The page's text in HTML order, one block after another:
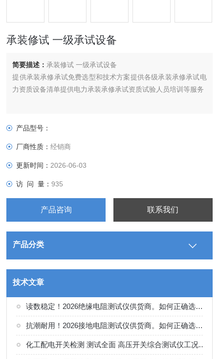
承装修试 一级承试设备
简要描述： 承装修试 一级承试设备
提供承装承修承试免费选型和技术方案提供各级承装承修承试电
力资质设备清单提供电力承装承修承试资质试验人员培训等服务
产品型号：
厂商性质：经销商
更新时间： 2026-06-03
访 问 量：935
产品咨询 联系我们
产品分类
技术文章
读数稳定！2026绝缘电阻测试仪供货商。如何正确选择适合的厂家
抗潮耐用！2026接地电阻测试仪供货商。如何正确选择适合的厂家
化工配电开关检测 测试全面 高压开关综合测试仪工况选型参考